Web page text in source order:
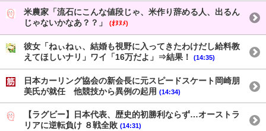
米農家「流石にこんな値段じゃ、米作り辞める人、出るん
じゃないかなあ？？」
(ｵﾇﾇﾒ)
彼女「ねぃねぃ、結婚も視野に入ってきたわけだし給料教
えてほしいナリ」ワイ「16万だよ」⇒結果！
(14:35)
日本カーリング協会の新会長に元スピードスケート岡崎朋
美氏が就任 他競技から異例の起用 (14:34)
【ラグビー】日本代表、歴史的初勝利ならず…オーストラ
リアに逆転負け ８戦全敗 (14:31)